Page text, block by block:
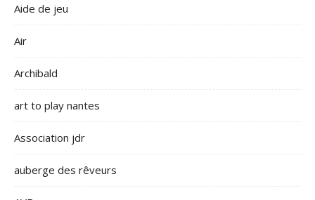
Aide de jeu
Air
Archibald
art to play nantes
Association jdr
auberge des rêveurs